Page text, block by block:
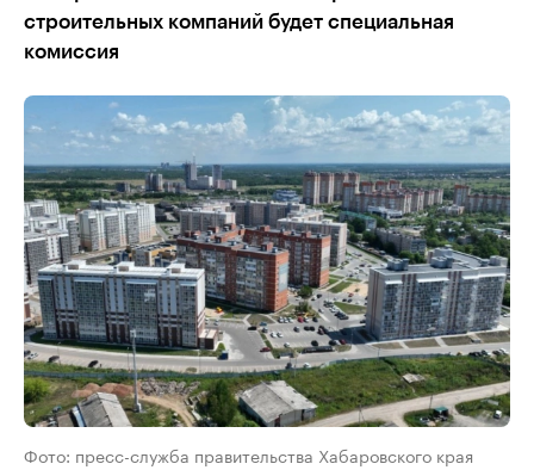
строительных компаний будет специальная
комиссия
Фото: пресс-служба правительства Хабаровского края